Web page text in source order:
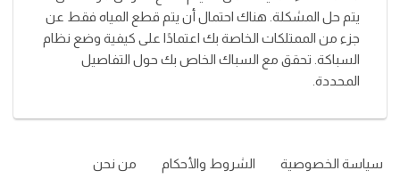
يتم حل المشكلة. هناك احتمال أن يتم قطع المياه فقط عن
جزء من الممتلكات الخاصة بك اعتمادًا على كيفية وضع نظام
السباكة. تحقق مع السباك الخاص بك حول التفاصيل
المحددة.
سياسة الخصوصية الشروط والأحكام
من نحن